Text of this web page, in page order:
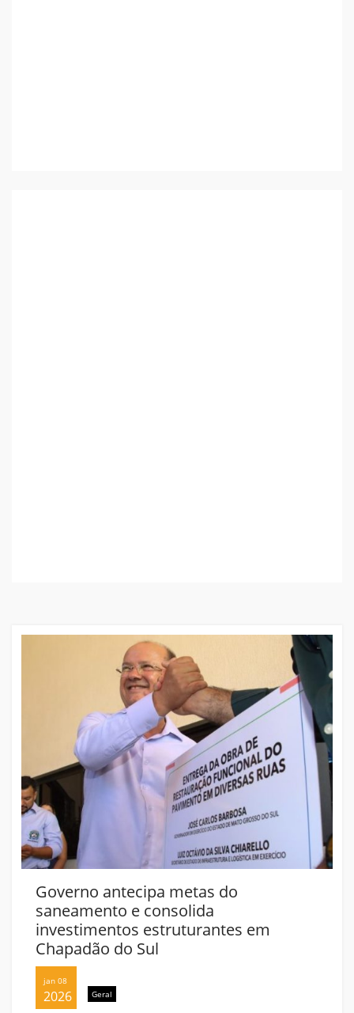
Governo antecipa metas do
saneamento e consolida
investimentos estruturantes em
Chapadão do Sul
jan 08
2026 Geral